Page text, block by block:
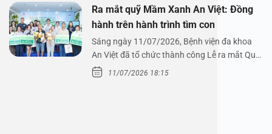
Ra mắt quỹ Mầm Xanh An Việt: Đồng
hành trên hành trình tìm con
Sáng ngày 11/07/2026, Bệnh viện đa khoa
An Việt đã tổ chức thành công Lễ ra mắt Quỹ
Mầm Xanh…
11/07/2026 18:15